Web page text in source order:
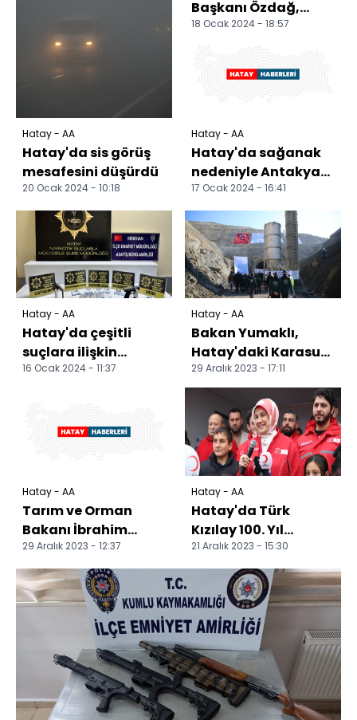
Hatay - AA
Hatay'da sis görüş
mesafesini düşürdü
20 Ocak 2024 - 10:18
Başkanı Özdağ,
Hatay'da
18 Ocak 2024 - 18:57
Hatay - AA
Hatay'da sağanak
nedeniyle Antakya-
Reyhanlı kara yolu
ulaşıma kapandı
17 Ocak 2024 - 16:41
Hatay - AA
Hatay'da çeşitli
suçlara ilişkin
yakalanan 10 şüpheli
16 Ocak 2024 - 11:37
Hatay - AA
Bakan Yumaklı,
Hatay'daki Karasu
Regülatörü ve
Derivasyon
Kanalının inşaatı...
29 Aralık 2023 - 17:11
Hatay - AA
Tarım ve Orman
Bakanı İbrahim
Yumaklı, Hatay'da
konuştu:
29 Aralık 2023 - 12:37
Hatay - AA
Hatay'da Türk
Kızılay 100. Yıl
Kütüphanesi açıldı
21 Aralık 2023 - 15:30